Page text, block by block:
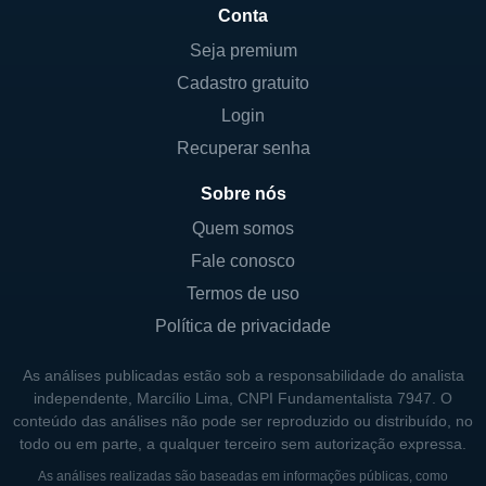
LINHAS DE NEGÓCIOS
A empresa tem duas linhas principais de
negócios: serviços de desenvolvimento e
Avid Bioservices cria e otimiza processos
que são utilizados para produção em larga
escala. Isso inclui a criação de plataformas
de células que são adaptadas para cada tipo
Na fabricação, a Avid Bioservices oferece
atender tanto pequenas quanto grandes
quantidades, dependendo das necessidades
do cliente. Essa flexibilidade é vantajosa
para empresas em diferentes estágios de
Conta
Seja premium
Cadastro gratuito
Login
Recuperar senha
Sobre nós
Quem somos
Fale conosco
Termos de uso
Política de privacidade
As análises publicadas estão sob a responsabilidade do analista
independente, Marcílio Lima, CNPI Fundamentalista 7947. O
conteúdo das análises não pode ser reproduzido ou distribuído, no
todo ou em parte, a qualquer terceiro sem autorização expressa.
As análises realizadas são baseadas em informações públicas, como